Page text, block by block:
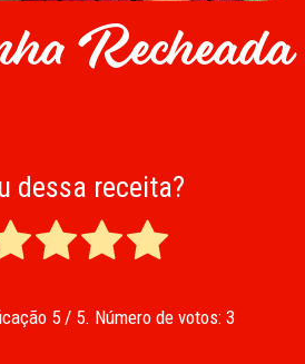
Recheada
dessa receita?
5 / 5. Número de votos: 3